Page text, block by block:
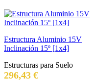
Estructura Aluminio 15V
Inclinación 15º [1x4]
Estructuras para Suelo
296,43 €Precio